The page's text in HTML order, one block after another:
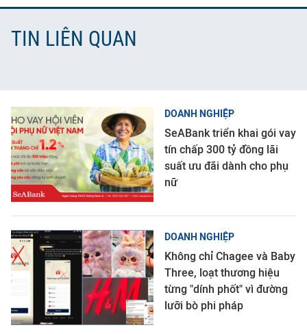
TIN LIÊN QUAN
DOANH NGHIỆP
SeABank triển khai gói vay
tín chấp 300 tỷ đồng lãi
suất ưu đãi dành cho phụ
nữ
DOANH NGHIỆP
Không chỉ Chagee và Baby
Three, loạt thương hiệu
từng "dính phốt" vì đường
lưỡi bò phi pháp